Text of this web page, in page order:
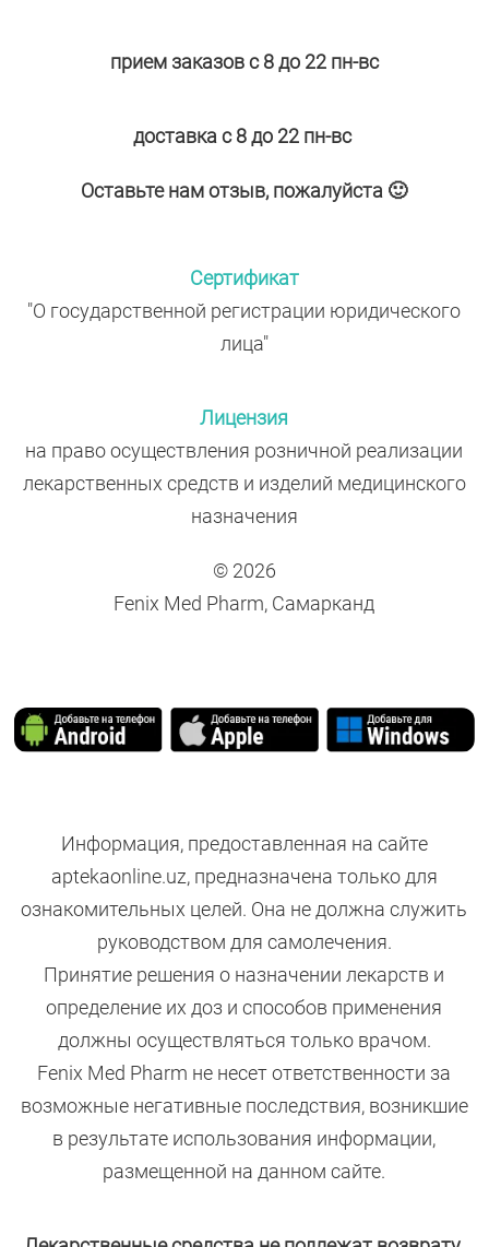
прием заказов с 8 до 22 пн-вс
доставка с 8 до 22 пн-вс
Оставьте нам отзыв, пожалуйста 🙂
Сертификат
"О государственной регистрации юридического
лица"
Лицензия
на право осуществления розничной реализации
лекарственных средств и изделий медицинского
назначения
© 2026
Fenix Med Pharm, Самарканд
Информация, предоставленная на сайте
aptekaonline.uz, предназначена только для
ознакомительных целей. Она не должна служить
руководством для самолечения.
Принятие решения о назначении лекарств и
определение их доз и способов применения
должны осуществляться только врачом.
Fenix Med Pharm не несет ответственности за
возможные негативные последствия, возникшие
в результате использования информации,
размещенной на данном сайте.